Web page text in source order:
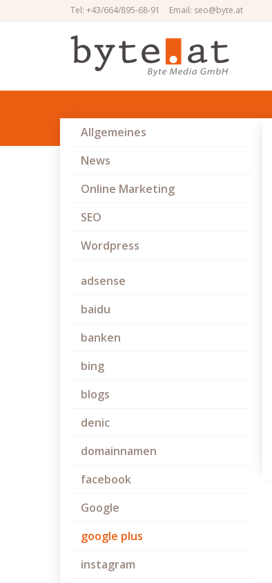
Tel: +43/664/895-68-91 Email: seo@byte.at
Allgemeines
News
Online Marketing
SEO
Wordpress
adsense
baidu
banken
bing
blogs
denic
domainnamen
facebook
Google
google plus
instagram